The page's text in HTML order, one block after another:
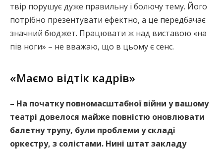
твір порушує дуже правильну і болючу тему. Його
потрібно презентувати ефектно, а це передбачає
значний бюджет. Працювати ж над виставою «на
пів ноги» – не вважаю, що в цьому є сенс.
«Маємо відтік кадрів»
– На початку повномасштабної війни у вашому
театрі довелося майже повністю оновлювати
балетну трупу, були проблеми у складі
оркестру, з солістами. Нині штат закладу